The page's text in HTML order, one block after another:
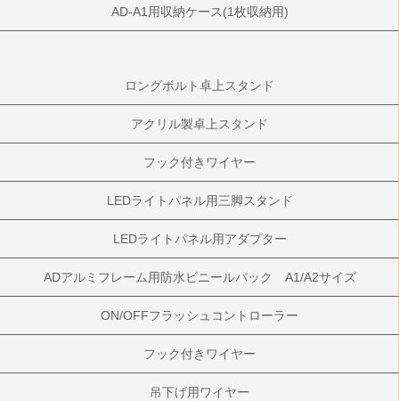
AD-A1用収納ケース(1枚収納用)
ロングボルト卓上スタンド
アクリル製卓上スタンド
フック付きワイヤー
LEDライトパネル用三脚スタンド
LEDライトパネル用アダプター
ADアルミフレーム用防水ビニールパック A1/A2サイズ
ON/OFFフラッシュコントローラー
フック付きワイヤー
吊下げ用ワイヤー